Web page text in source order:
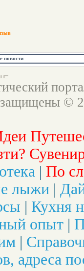
новости
©
| По
лыжи |
| Кухня
опыт |
|
адреса